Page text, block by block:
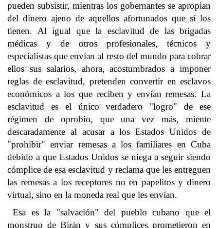
pueden subsistir, mientras los gobernantes se apropian
del dinero ajeno de aquellos afortunados que sí los
tienen. Al igual que la esclavitud de las brigadas
médicas y de otros profesionales, técnicos y
especialistas que envían al resto del mundo para cobrar
ellos sus salarios, ahora, acostumbrados a imponer
reglas de esclavitud, pretenden convertir en esclavos
económicos a los que reciben y envían remesas. La
esclavitud es el único verdadero "logro" de ese
régimen de oprobio, que una vez más, miente
descaradamente al acusar a los Estados Unidos de
"prohibir" enviar remesas a los familiares en Cuba
debido a que Estados Unidos se niega a seguir siendo
cómplice de esa esclavitud y reclama que les entreguen
las remesas a los receptores no en papelitos y dinero
virtual, sino en la moneda real que les envían.
Esa es la "salvación" del pueblo cubano que el
monstruo de Birán y sus cómplices prometieron en